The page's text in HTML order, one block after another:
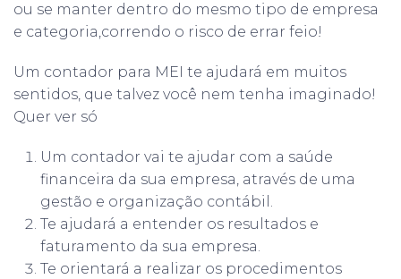
ou se manter dentro do mesmo tipo de empresa
e categoria,correndo o risco de errar feio!
Um contador para MEI te ajudará em muitos
sentidos, que talvez você nem tenha imaginado!
Quer ver só
Um contador vai te ajudar com a saúde
financeira da sua empresa, através de uma
gestão e organização contábil.
Te ajudará a entender os resultados e
faturamento da sua empresa.
Te orientará a realizar os procedimentos